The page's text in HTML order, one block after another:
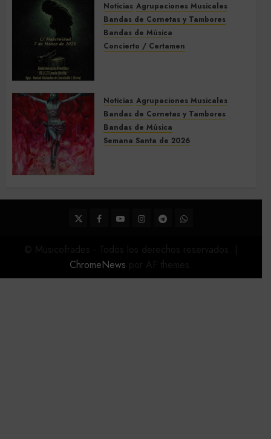
5 DE MARZO DE 2026 0
Noticias Agrupaciones Musicales
Bandas de Cornetas y Tambores
Bandas de Música
Concierto / Certamen
Noticias Agrupaciones Musicales
Bandas de Cornetas y Tambores
Bandas de Música
Semana Santa de 2026
22 DE FEBRERO DE 2026
0
TwitterFacebook
YoutubeInstagram
TelegramWhatsApp
ChromeNews